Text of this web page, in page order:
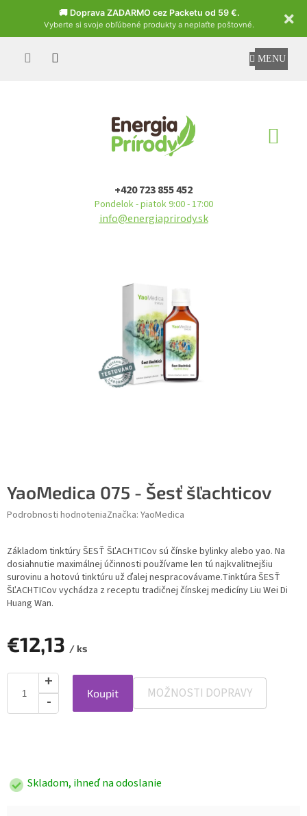
🚚 Doprava ZADARMO cez Packetu od 59 €.
Vyberte si svoje obľúbené produkty a neplaťte poštovné.
Czech
+420 723 855 452
Pondelok - piatok 9:00 - 17:00
info@energiaprirody.sk
YaoMedica 075 - Šesť šľachticov
Podrobnosti hodnoteniaZnačka: YaoMedica
Základom tinktúry ŠESŤ ŠĽACHTICov sú čínske bylinky alebo yao. Na
dosiahnutie maximálnej účinnosti používame len tú najkvalitnejšiu
surovinu a hotovú tinktúru už ďalej nespracovávame.Tinktúra ŠESŤ
ŠĽACHTICov vychádza z receptu tradičnej čínskej medicíny Liu Wei Di
Huang Wan.
€12,13 / ks
Koupit MOŽNOSTI DOPRAVY
Skladom, ihneď na odoslanie